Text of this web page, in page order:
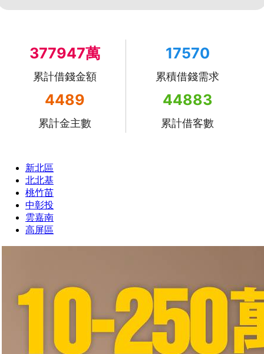
377947萬
累計借錢金額
17570
累積借錢需求
4489
累計金主數
44883
累計借客數